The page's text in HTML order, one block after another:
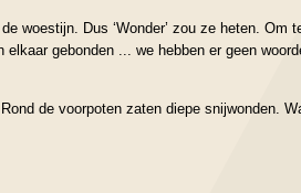
woestijn. Dus ‘Wonder’ zou ze heten. Om
gebonden ... we hebben er geen
de voorpoten zaten diepe snijwonden.